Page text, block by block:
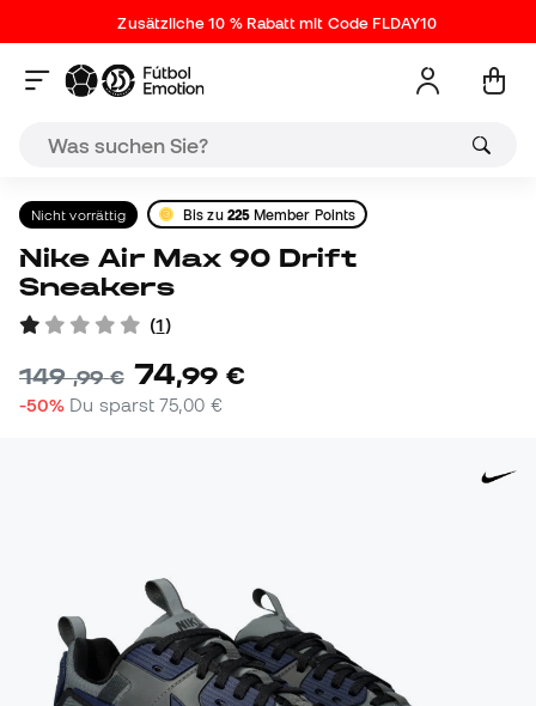
Zusätzliche 10 % Rabatt mit Code FLDAY10
Nicht vorrättig Bis zu 225Member Points
Nike Air Max 90 Drift
Sneakers
(1)
149,99 € 74,99 €
-50% Du sparst75,00 €